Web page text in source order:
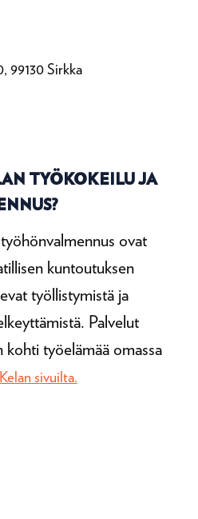
99130 Sirkka
TYÖKOKEILU JA
ovat
kuntoutuksen
työllistymistä ja
Palvelut
kohti työelämää omassa
sivuilta.